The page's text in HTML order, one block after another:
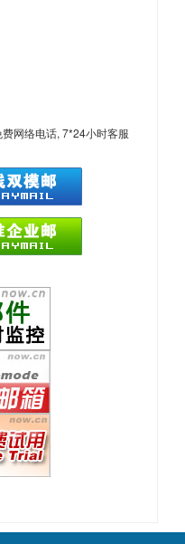
网络电话, 7*24小时客服